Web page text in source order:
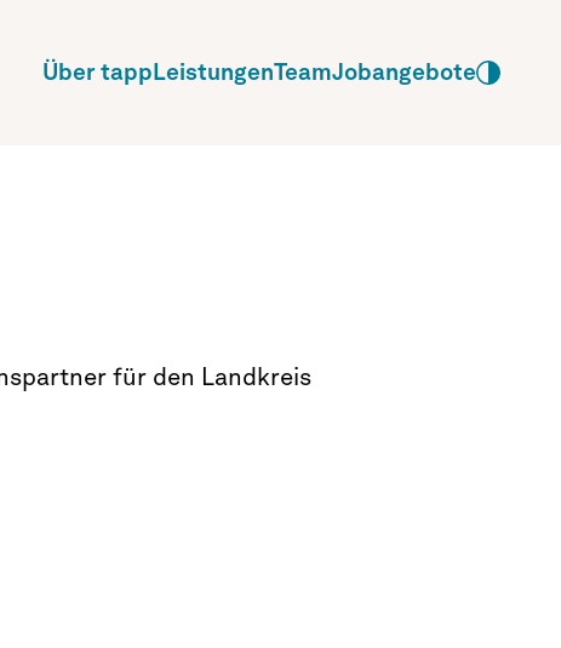
Über tappLeistungenTeamJobangebote
für den Landkreis